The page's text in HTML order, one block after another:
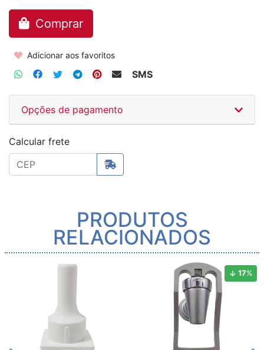
Comprar
Adicionar aos favoritos
SMS
Opções de pagamento
Calcular frete
PRODUTOS
RELACIONADOS
17%